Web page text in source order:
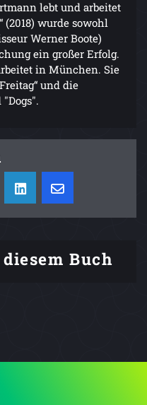
lebt und arbeitet
(2018) wurde sowohl
Werner Boote)
ein großer Erfolg.
in München. Sie
und die
Buch